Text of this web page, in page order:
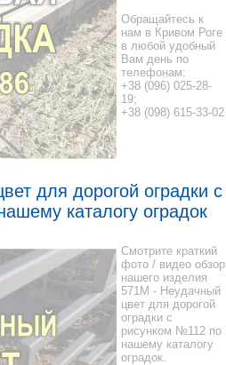
Обращайтесь к
нам в Кривом Роге
в любой удобный
Вам день по
телефонам:
+38 (096) 025-28-
19;
+38 (098) 615-33-02
для дорогой оградки с
каталогу оградок
Смотрите краткий
фото / видео обзор
нашего изделия
571M - Неудачный
цвет для дорогой
оградки с
рисунком №112 по
нашему каталогу
оградок.